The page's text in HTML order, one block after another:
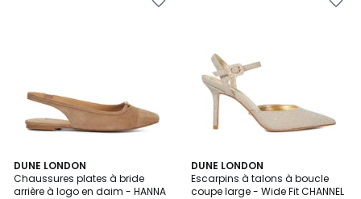
DUNE LONDON
Chaussures plates à bride
arrière à logo en daim - HANNA
2
Couleurs
DUNE LONDON
Escarpins à talons à boucle
coupe large - Wide Fit CHANNEL